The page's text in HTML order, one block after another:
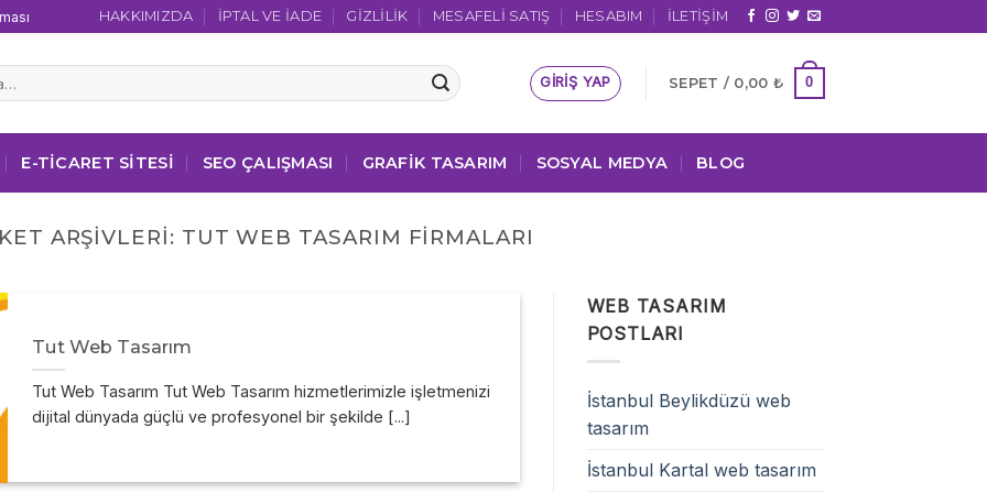
HAKKIMIZDA İPTAL VE İADE GIZLILIK MESAFELI SATIŞ HESABIM İLETIŞIM
GIRIŞ YAP SEPET / 0,00 ₺ 0
E-TICARET SITESI SEO ÇALIŞMASI GRAFIK TASARIM SOSYAL MEDYA BLOG
ARŞIVLERI: TUT WEB TASARIM FIRMALARI
Tut Web Tasarım
Tut Web Tasarım Tut Web Tasarım hizmetlerimizle işletmenizi
dijital dünyada güçlü ve profesyonel bir şekilde [...]
WEB TASARIM
POSTLARI
İstanbul Beylikdüzü web
tasarım
İstanbul Kartal web tasarım